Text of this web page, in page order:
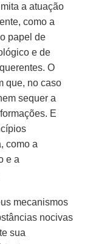
a atuação
como a
papel de
e de
O
que, no caso
sequer a
E
como a
e a
mecanismos
nocivas
sua